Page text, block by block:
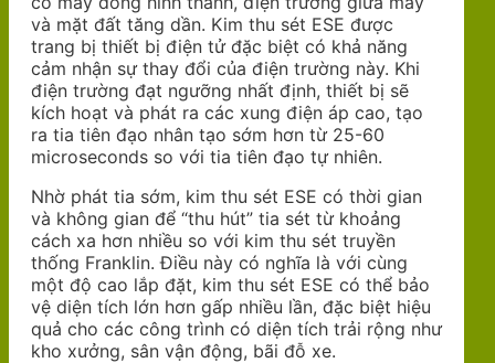
và mặt đất tăng dần. Kim thu sét ESE được
trang bị thiết bị điện tử đặc biệt có khả năng
cảm nhận sự thay đổi của điện trường này. Khi
điện trường đạt ngưỡng nhất định, thiết bị sẽ
kích hoạt và phát ra các xung điện áp cao, tạo
ra tia tiên đạo nhân tạo sớm hơn từ 25-60
microseconds so với tia tiên đạo tự nhiên.
Nhờ phát tia sớm, kim thu sét ESE có thời gian
và không gian để “thu hút” tia sét từ khoảng
cách xa hơn nhiều so với kim thu sét truyền
thống Franklin. Điều này có nghĩa là với cùng
một độ cao lắp đặt, kim thu sét ESE có thể bảo
vệ diện tích lớn hơn gấp nhiều lần, đặc biệt hiệu
quả cho các công trình có diện tích trải rộng như
kho xưởng, sân vận động, bãi đỗ xe.